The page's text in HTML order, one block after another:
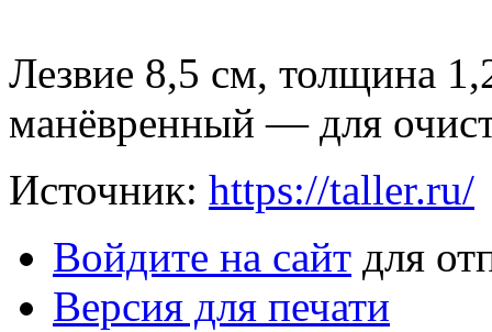
Лезвие 8,5 см, толщина
манёвренный — для
Источник: https://taller.ru/
Войдите на сайт для
Версия для печати